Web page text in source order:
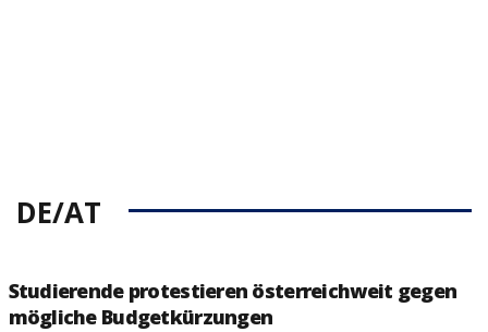
DE/AT
Studierende protestieren österreichweit gegen
mögliche Budgetkürzungen